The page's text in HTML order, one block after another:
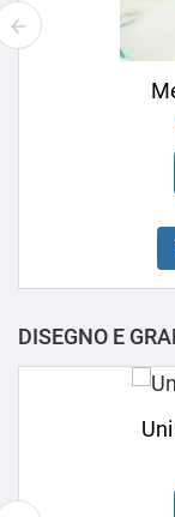
DISEGNO E